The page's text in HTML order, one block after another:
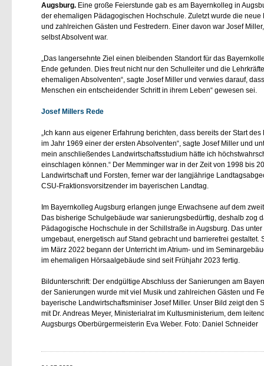
Augsburg. Eine große Feierstunde gab es am Bayernkolleg in
der ehemaligen Pädagogischen Hochschule. Zuletzt wurde die
und zahlreichen Gästen und Festredern. Einer davon war Josef
selbst Absolvent war.
Das langersehnte Ziel einen bleibenden Standort für das
Ende gefunden. Dies freut nicht nur den Schulleiter und die
ehemaligen Absolventen“, sagte Josef Miller und verwies darauf,
Menschen ein entscheidender Schritt in ihrem Leben“ gewesen sei.
Josef Millers Rede
Ich kann aus eigener Erfahrung berichten, dass bereits der Start
im Jahr 1969 einer der ersten Absolventen“, sagte Josef Miller und
mein anschließendes Landwirtschaftsstudium hätte ich
einschlagen können.“ Der Memminger war in der Zeit von 1998 bis
Landwirtschaft und Forsten, ferner war der langjährige
CSU-Fraktionsvorsitzender im bayerischen Landtag.
Im Bayernkolleg Augsburg erlangen junge Erwachsene auf dem
Das bisherige Schulgebäude war sanierungsbedürftig, deshalb zog
Pädagogische Hochschule in der Schillstraße in Augsburg. Das
umgebaut, energetisch auf Stand gebracht und barrierefrei
im März 2022 begann der Unterricht im Atrium- und im
im ehemaligen Hörsaalgebäude sind seit Frühjahr 2023 fertig.
Bildunterschrift: Der endgültige Abschluss der Sanierungen am
der Sanierungen wurde mit viel Musik und zahlreichen Gästen und
bayerische Landwirtschaftsminiser Josef Miller. Unser Bild zeigt den
mit Dr. Andreas Meyer, Ministerialrat im Kultusministerium, dem
Augsburgs Oberbürgermeisterin Eva Weber. Foto: Daniel Schneider